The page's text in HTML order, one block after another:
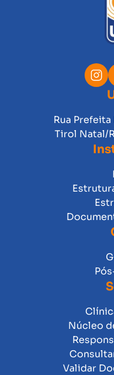
Rua
Tirol Natal/
Núcleo
Validar